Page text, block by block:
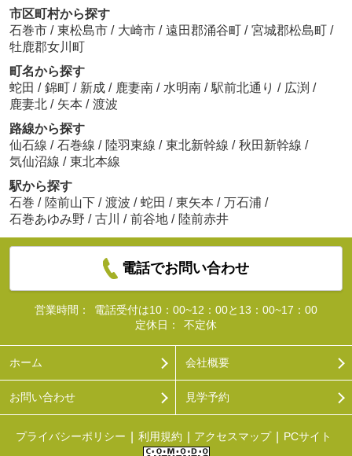
市区町村から探す
石巻市 / 東松島市 / 大崎市 / 遠田郡涌谷町 / 宮城郡松島町 /
牡鹿郡女川町
町名から探す
蛇田 / 錦町 / 新成 / 鹿妻南 / 水明南 / 駅前北通り / 広渕 /
鹿妻北 / 矢本 / 渡波
路線から探す
仙石線 / 石巻線 / 陸羽東線 / 東北新幹線 / 秋田新幹線 /
気仙沼線 / 東北本線
駅から探す
石巻 / 陸前山下 / 渡波 / 蛇田 / 東矢本 / 万石浦 /
石巻あゆみ野 / 古川 / 前谷地 / 陸前赤井
電話でお問い合わせ
営業時間：
電話受付は10：00~12：00と13：00~17：00
定休日：
不定休
ホーム 会社概要
お問い合わせ 見学予約
プライバシーポリシー 利用規約 アクセスマップ PCサイト